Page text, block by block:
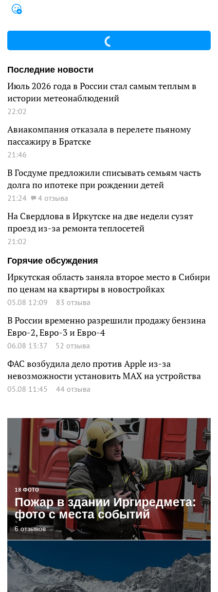
Последние новости
Июль 2026 года в России стал самым теплым в
истории метеонаблюдений
22:02
Авиакомпания отказала в перелете пьяному
пассажиру в Братске
21:46
В Госдуме предложили списывать семьям часть
долга по ипотеке при рождении детей
21:24 4 отзыва
На Свердлова в Иркутске на две недели сузят
проезд из-за ремонта теплосетей
21:02
Горячие обсуждения
Иркутская область заняла второе место в Сибири
по ценам на квартиры в новостройках
05.08 12:09 83 отзыва
В России временно разрешили продажу бензина
Евро-2, Евро-3 и Евро-4
06.08 13:37 52 отзыва
ФАС возбудила дело против Apple из-за
невозможности установить MAX на устройства
05.08 11:45 44 отзыва
18 ФОТО
Пожар в здании Иргиредмета:
фото с места событий
6 отзывов